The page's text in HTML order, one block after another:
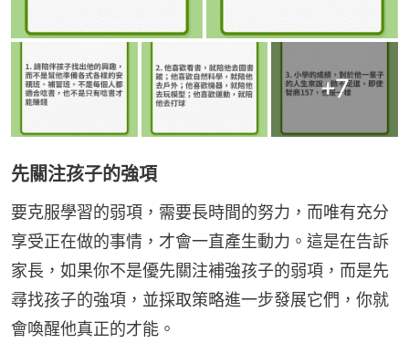
+7
先關注孩子的強項
要克服學習的弱項，需要長時間的努力，而唯有充分
享受正在做的事情，才會一直產生動力。這是在告訴
家長，如果你不是優先關注補強孩子的弱項，而是先
尋找孩子的強項，並採取策略進一步發展它們，你就
會喚醒他真正的才能。